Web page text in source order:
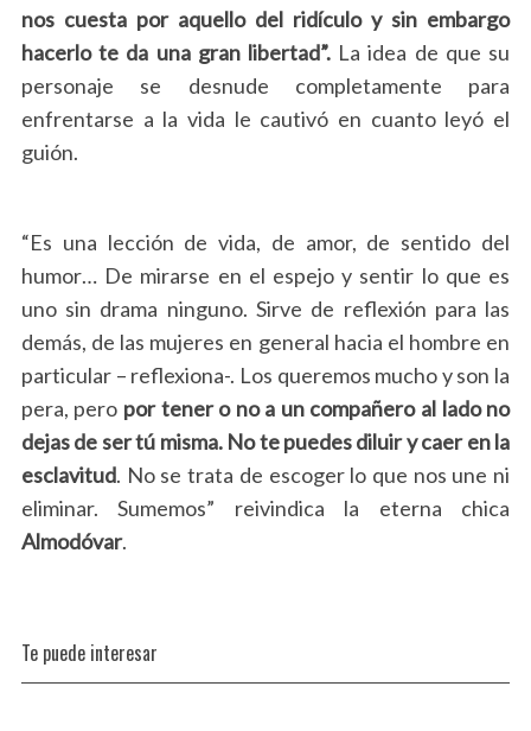
nos cuesta por aquello del ridículo y sin embargo
hacerlo te da una gran libertad”. La idea de que su
personaje se desnude completamente para
enfrentarse a la vida le cautivó en cuanto leyó el
guión.
“Es una lección de vida, de amor, de sentido del
humor… De mirarse en el espejo y sentir lo que es
uno sin drama ninguno. Sirve de reflexión para las
demás, de las mujeres en general hacia el hombre en
particular – reflexiona-. Los queremos mucho y son la
pera, pero por tener o no a un compañero al lado no
dejas de ser tú misma. No te puedes diluir y caer en la
esclavitud. No se trata de escoger lo que nos une ni
eliminar. Sumemos” reivindica la eterna chica
Almodóvar.
Te puede interesar